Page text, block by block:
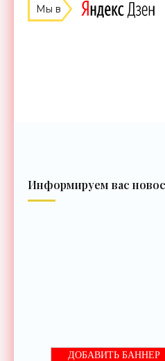
Мы в
Информируем вас
ДОБАВИТЬ БАННЕР